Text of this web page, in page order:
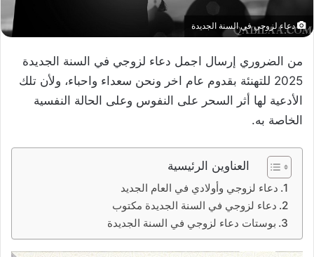
دعاء لزوجي في السنة الجديدة
من الضروري إرسال اجمل دعاء لزوجي في السنة الجديدة
2025 للتهنئة بقدوم عام اخر ونحن سعداء واحباء، ولأن تلك
الأدعية لها أثر السحر على النفوس وعلى الحالة النفسية
الخاصة به.
العناوين الرئيسية
دعاء لزوجي وأولادي في العام الجديد
دعاء لزوجي في السنة الجديدة مكتوب
بوستات دعاء لزوجي في السنة الجديدة